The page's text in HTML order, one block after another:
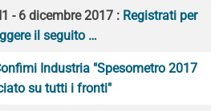
- 6 dicembre 2017 : Registrati per
il seguito …
Industria "Spesometro 2017
su tutti i fronti"